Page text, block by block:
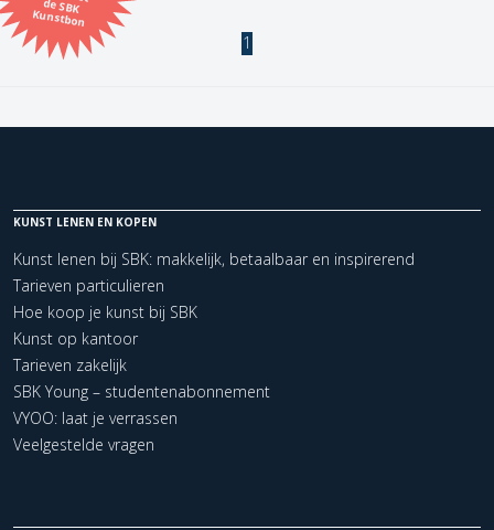
Kunstbon
Kunstenaar
Kerncollectie
1 items. Pagina: 1
1
KUNST LENEN EN KOPEN
Kunst lenen bij SBK: makkelijk, betaalbaar en inspirerend
Tarieven particulieren
Hoe koop je kunst bij SBK
Kunst op kantoor
Tarieven zakelijk
SBK Young – studentenabonnement
VYOO: laat je verrassen
Veelgestelde vragen